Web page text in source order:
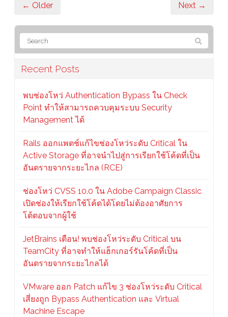
← Older Next →
Recent Posts
พบช่องโหว่ Authentication Bypass ใน Check
Point ทำให้สามารถควบคุมระบบ Security
Management ได้
Rails ออกแพตช์แก้ไขช่องโหว่ระดับ Critical ใน
Active Storage ที่อาจนำไปสู่การเรียกใช้โค้ดที่เป็น
อันตรายจากระยะไกล (RCE)
ช่องโหว่ CVSS 10.0 ใน Adobe Campaign Classic
เปิดช่องให้เรียกใช้โค้ดได้โดยไม่ต้องอาศัยการ
โต้ตอบจากผู้ใช้
JetBrains เตือน! พบช่องโหว่ระดับ Critical บน
TeamCity ที่อาจทำให้แฮ็กเกอร์รันโค้ดที่เป็น
อันตรายจากระยะไกลได้
VMware ออก Patch แก้ไข 3 ช่องโหว่ระดับ Critical
เสี่ยงถูก Bypass Authentication และ Virtual
Machine Escape